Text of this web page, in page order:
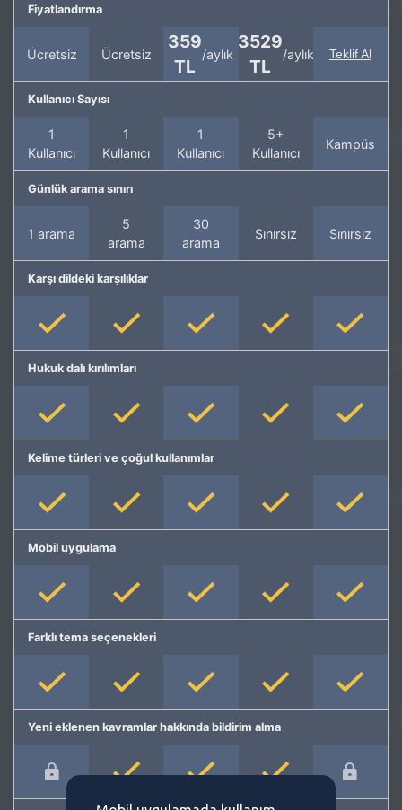
Fiyatlandırma
Ücretsiz Ücretsiz
359
TL
/aylık
3529
TL
/aylık Teklif Al
Kullanıcı Sayısı
1
Kullanıcı
1
Kullanıcı
1
Kullanıcı
5+
Kullanıcı
Kampüs
Günlük arama sınırı
1 arama
5
arama
30
arama
Sınırsız Sınırsız
Karşı dildeki karşılıklar
Hukuk dalı kırılımları
Kelime türleri ve çoğul kullanımlar
Mobil uygulama
Farklı tema seçenekleri
Yeni eklenen kavramlar hakkında bildirim alma